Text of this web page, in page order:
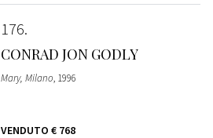
176
CONRAD JON GODLY
Mary, Milano, 1996
VENDUTO € 768